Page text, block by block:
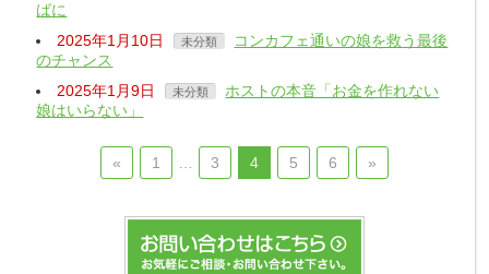
ばに
2025年1月10日
未分類
コンカフェ通いの娘を救う最後
のチャンス
2025年1月9日
未分類
ホストの本音「お金を作れない
娘はいらない」
« 1 3 4 5 6 »